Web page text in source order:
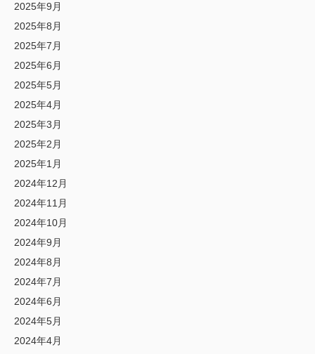
2025年9月
2025年8月
2025年7月
2025年6月
2025年5月
2025年4月
2025年3月
2025年2月
2025年1月
2024年12月
2024年11月
2024年10月
2024年9月
2024年8月
2024年7月
2024年6月
2024年5月
2024年4月